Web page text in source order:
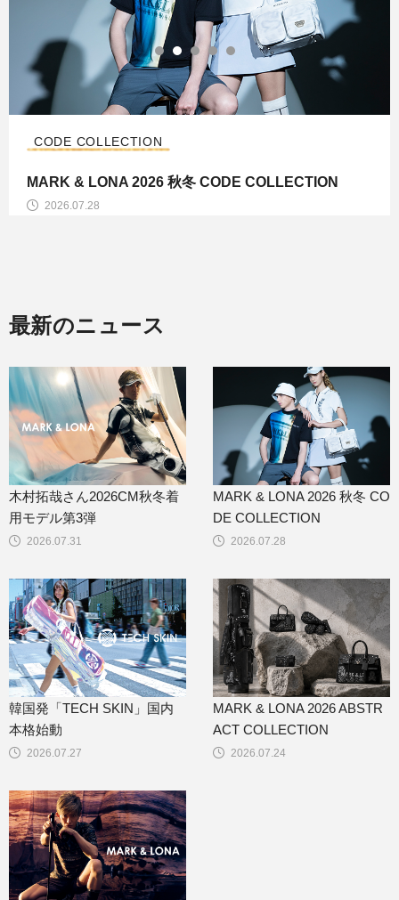
2026.07.28
CODE COLLECTION
MARK & LONA 2026 秋冬 CODE COLLECTION
最新のニュース
2026.07.31
木村拓哉さん2026CM秋冬着
用モデル第3弾
2026.07.28
MARK & LONA 2026 秋冬 CO
DE COLLECTION
2026.07.27
韓国発「TECH SKIN」国内
本格始動
2026.07.24
MARK & LONA 2026 ABSTR
ACT COLLECTION